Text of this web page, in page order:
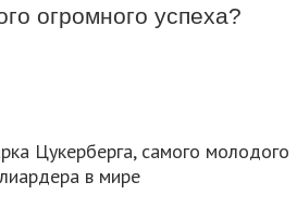
огромного успеха?